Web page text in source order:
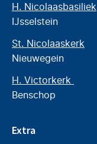
H. Nicolaasbasiliek
IJsselstein
St. Nicolaaskerk
Nieuwegein
H. Victorkerk
Benschop
Extra